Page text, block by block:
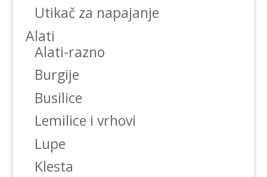
Utikač za napajanje
Alati
Alati-razno
Burgije
Busilice
Lemilice i vrhovi
Lupe
Klesta